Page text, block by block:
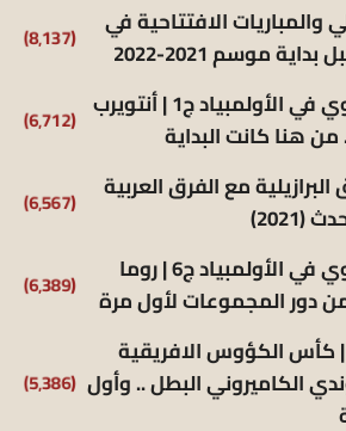
والمباريات الافتتاحية في
موسم 2021-2022
(8٬137)
تاريخ مصر الكروي في الأولمبياد ج1 | أنتويرب (6٬712)
مع الفرق العربية
(6٬567)
تاريخ مصر الكروي في الأولمبياد ج6 | روما
(6٬389)
| كأس الكؤوس الافريقية
ياوندي الكاميروني البطل .. وأول (5٬386)